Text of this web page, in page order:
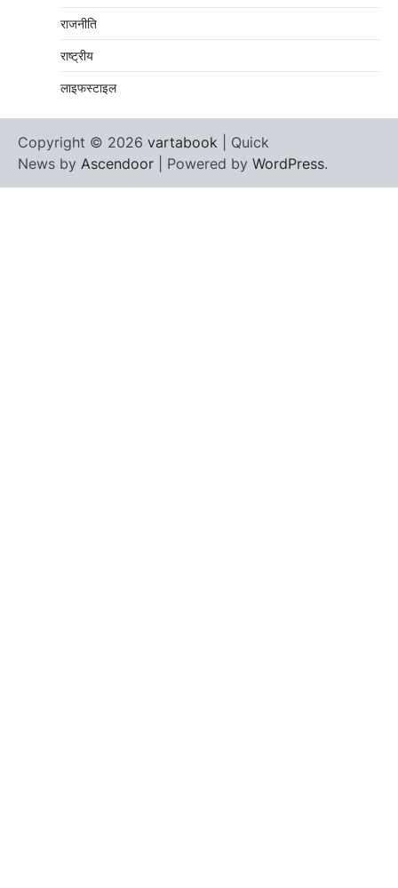
राजनीति
राष्ट्रीय
लाइफस्टाइल
Copyright © 2026 vartabook | Quick
News by Ascendoor | Powered by WordPress.